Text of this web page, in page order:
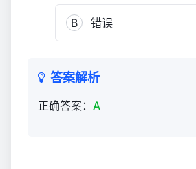
B 错误
答案解析
正确答案： A